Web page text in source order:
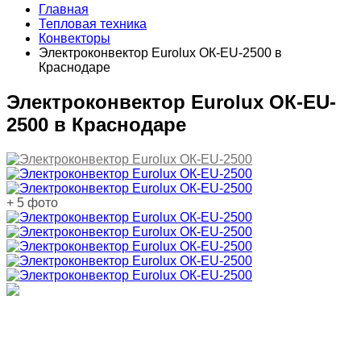
Главная
Тепловая техника
Конвекторы
Электроконвектор Eurolux ОК-EU-2500 в
Краснодаре
Электроконвектор Eurolux ОК-EU-
2500 в Краснодаре
+ 5 фото